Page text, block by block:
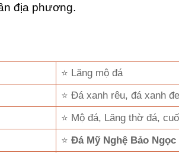
địa phương.
⭐ Lăng mộ đá
⭐ Đá xanh rêu, đá xanh
⭐ Mộ đá, Lăng thờ đá,
⭐Đá Mỹ Nghệ Bảo Ngọc